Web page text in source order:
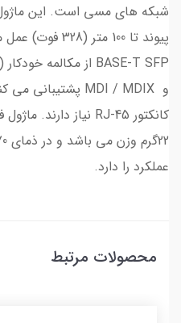
عملکرد را دارد.
محصولات مرتبط